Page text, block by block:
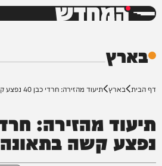
המחדש
בארץ
דף הבית בארץ תיעוד מהזירה: חרדי כבן 40 נפצע קשה בתאונה
נפצע קשה בתאונה